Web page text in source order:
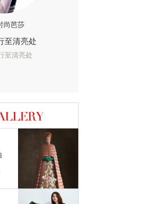
尚芭莎
至清亮处
至清亮处
库